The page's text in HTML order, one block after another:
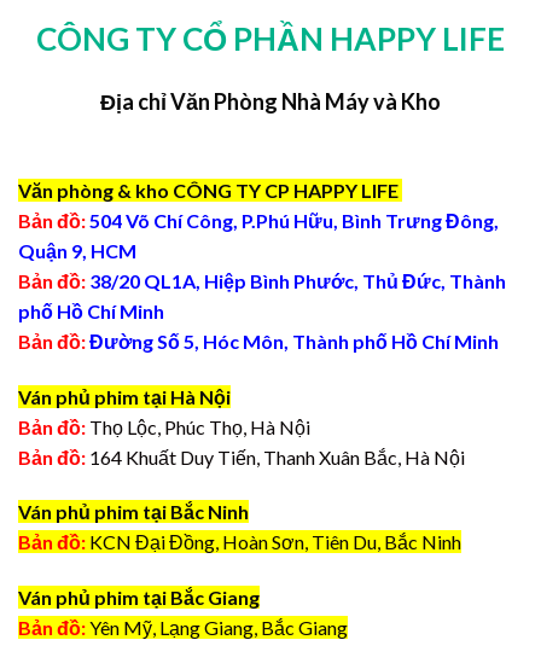
CÔNG TY CỔ PHẦN HAPPY LIFE
Địa chỉ Văn Phòng Nhà Máy và Kho
Văn phòng & kho CÔNG TY CP HAPPY LIFE
Bản đồ: 504 Võ Chí Công, P.Phú Hữu, Bình Trưng Đông,
Quận 9, HCM
Bản đồ: 38/20 QL1A, Hiệp Bình Phước, Thủ Đức, Thành
phố Hồ Chí Minh
Bản đồ:Đường Số 5, Hóc Môn, Thành phố Hồ Chí Minh
Ván phủ phim tại Hà Nội
Bản đồ: Thọ Lộc, Phúc Thọ, Hà Nội
Bản đồ: 164 Khuất Duy Tiến, Thanh Xuân Bắc, Hà Nội
Ván phủ phim tại Bắc Ninh
Bản đồ: KCN Đại Đồng, Hoàn Sơn, Tiên Du, Bắc Ninh
Ván phủ phim tại Bắc Giang
Bản đồ:Yên Mỹ, Lạng Giang, Bắc Giang